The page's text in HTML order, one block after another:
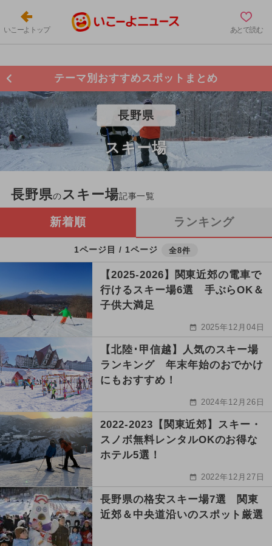
いこーよトップ あとで読む
テーマ別おすすめスポットまとめ
長野県
スキー場
長野県のスキー場記事一覧
新着順 ランキング
1ページ目 / 1ページ 全8件
【2025-2026】関東近郊の電車で
行けるスキー場6選 手ぶらOK＆
子供大満足
2025年12月04日
【北陸･甲信越】人気のスキー場
ランキング 年末年始のおでかけ
にもおすすめ！
2024年12月26日
2022-2023【関東近郊】スキー・
スノボ無料レンタルOKのお得な
ホテル5選！
2022年12月27日
長野県の格安スキー場7選 関東
近郊＆中央道沿いのスポット厳選